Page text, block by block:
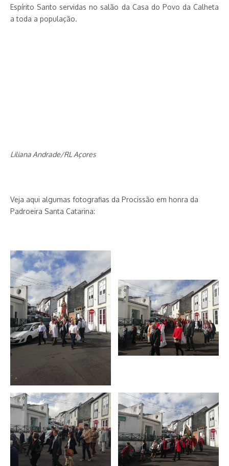
Espírito Santo servidas no salão da Casa do Povo da Calheta
a toda a população.
Liliana Andrade/RL Açores
Veja aqui algumas fotografias da Procissão em honra da
Padroeira Santa Catarina: